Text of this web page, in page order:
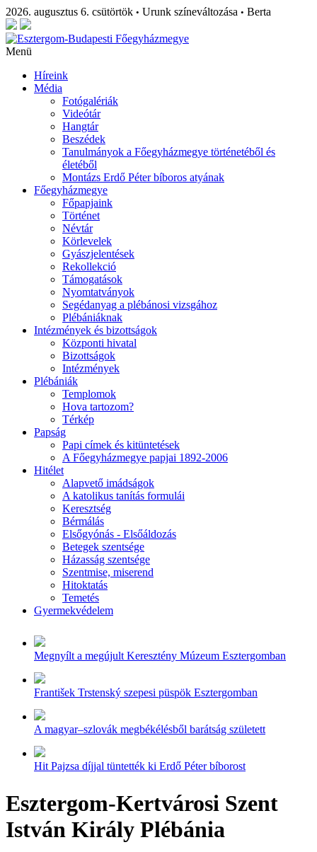
2026. augusztus 6. csütörtök • Urunk színeváltozása • Berta
Menü
Híreink
Média
Fotógalériák
Videótár
Hangtár
Beszédek
Tanulmányok a Főegyházmegye történetéből és
életéből
Montázs Erdő Péter bíboros atyának
Főegyházmegye
Főpapjaink
Történet
Névtár
Körlevelek
Gyászjelentések
Rekollekció
Támogatások
Nyomtatványok
Segédanyag a plébánosi vizsgához
Plébániáknak
Intézmények és bizottságok
Központi hivatal
Bizottságok
Intézmények
Plébániák
Templomok
Hova tartozom?
Térkép
Papság
Papi címek és kitüntetések
A Főegyházmegye papjai 1892-2006
Hitélet
Alapvető imádságok
A katolikus tanítás formulái
Keresztség
Bérmálás
Elsőgyónás - Elsőáldozás
Betegek szentsége
Házasság szentsége
Szentmise, miserend
Hitoktatás
Temetés
Gyermekvédelem
Megnyílt a megújult Keresztény Múzeum Esztergomban
František Trstenský szepesi püspök Esztergomban
A magyar–szlovák megbékélésből barátság született
Hit Pajzsa díjjal tüntették ki Erdő Péter bíborost
Esztergom-Kertvárosi Szent
István Király Plébánia